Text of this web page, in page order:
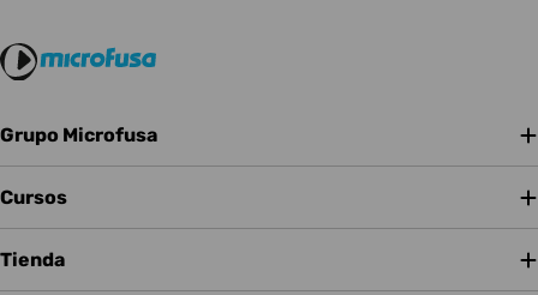
Grupo Microfusa
Cursos
Tienda